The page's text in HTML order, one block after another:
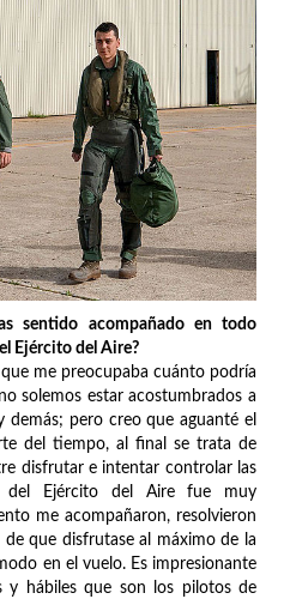
sentido acompañado en todo
Ejército del Aire?
me preocupaba cuánto podría
solemos estar acostumbrados a
demás; pero creo que aguanté el
del tiempo, al final se trata de
disfrutar e intentar controlar las
del Ejército del Aire fue muy
me acompañaron, resolvieron
de que disfrutase al máximo de la
en el vuelo. Es impresionante
y hábiles que son los pilotos de